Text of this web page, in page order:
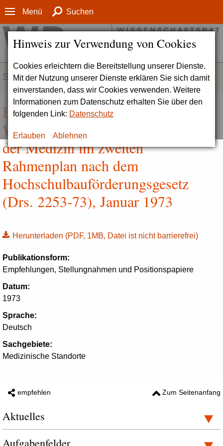
Hinweis zur Verwendung von Cookies
Cookies erleichtern die Bereitstellung unserer Dienste.
Mit der Nutzung unserer Dienste erklären Sie sich damit
einverstanden, dass wir Cookies verwenden. Weitere
Informationen zum Datenschutz erhalten Sie über den
folgenden Link: Datenschutz
Erlauben Ablehnen
Menü Suchen
SERVICE
Empfehlungen des
Wissenschaftsrates zu Bauvorhaben
der Medizin im zweiten
Rahmenplan nach dem
Hochschulbauförderungsgesetz
(Drs. 2253-73), Januar 1973
Herunterladen (PDF, 1MB, Datei ist nicht barrierefrei)
Publikationsform:
Empfehlungen, Stellungnahmen und Positionspapiere
Datum:
1973
Sprache:
Deutsch
Sachgebiete:
Medizinische Standorte
empfehlen Zum Seitenanfang
Aktuelles
Aufgabenfelder